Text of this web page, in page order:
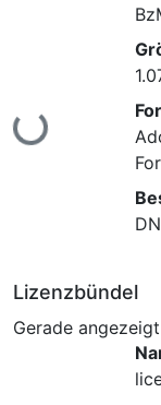
Lade...
Lizenzbündel
Gerade angezeigt